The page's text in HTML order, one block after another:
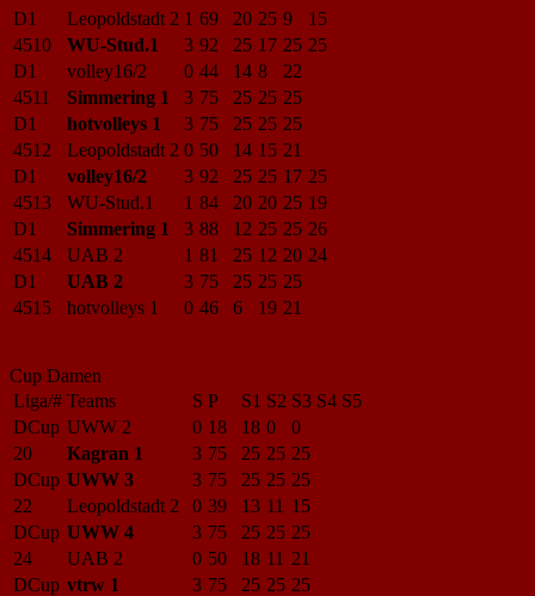
D1
Leopoldstadt 2 1 69 20 25 9
15
4510
WU-Stud.1 3 92 25 17 25 25
D1
volley16/2 0 44 14 8
22
4511
Simmering 1 3 75 25 25 25
D1
hotvolleys 1 3 75 25 25 25
4512
Leopoldstadt 2 0 50 14 15 21
D1
volley16/2 3 92 25 25 17 25
4513
WU-Stud.1 1 84 20 20 25 19
D1
Simmering 1 3 88 12 25 25 26
4514
UAB 2 1 81 25 12 20 24
D1
UAB 2 3 75 25 25 25
4515
hotvolleys 1 0 46 6 19 21
Cup Damen
Liga/# Teams S P S1 S2 S3 S4 S5
DCup UWW 2 0 18 18 0
0
20
Kagran 1 3 75 25 25 25
DCup UWW 3 3 75 25 25 25
22
Leopoldstadt 2 0 39 13 11 15
DCup UWW 4 3 75 25 25 25
24
UAB 2 0 50 18 11 21
DCup vtrw 1 3 75 25 25 25